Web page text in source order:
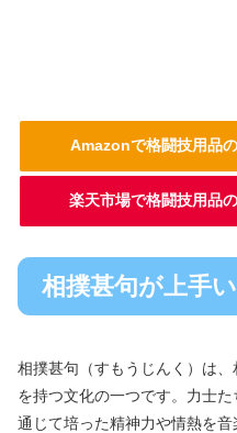
Amazonで格闘技用品
楽天市場で格闘技用品
相撲甚句が上手
相撲甚句（すもうじんく）は
を持つ文化の一つです。力士
通じて培った精神力や情熱を